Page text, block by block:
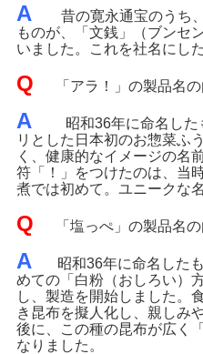
A
昔の寛永通宝のうち
ものが、「文銭」（ブンセ
いました。これを社名にし
Q 「アラ！」の製品名
A
昭和36年に命名し
リとした日本初のお惣菜ふ
く、健康的なイメージの名
符「！」をつけたのは、当
煮では初めて。ユニークな
Q 「塩っぺ」の製品名
A
昭和36年に命名した
めての「白粉（おしろい）
し、製造を開始しました。
き昆布を擬人化し、親しみ
後に、この種の昆布が広く
なりました。